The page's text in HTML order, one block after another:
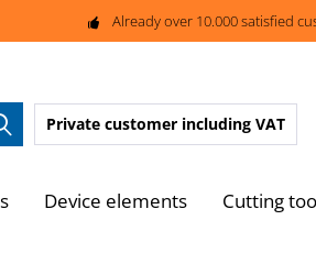
Already over 10.000 satisfied
Private customer including VAT
Device elements Cutting